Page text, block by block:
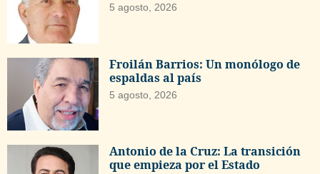
5 agosto, 2026
Froilán Barrios: Un monólogo de
espaldas al país
5 agosto, 2026
Antonio de la Cruz: La transición
que empieza por el Estado